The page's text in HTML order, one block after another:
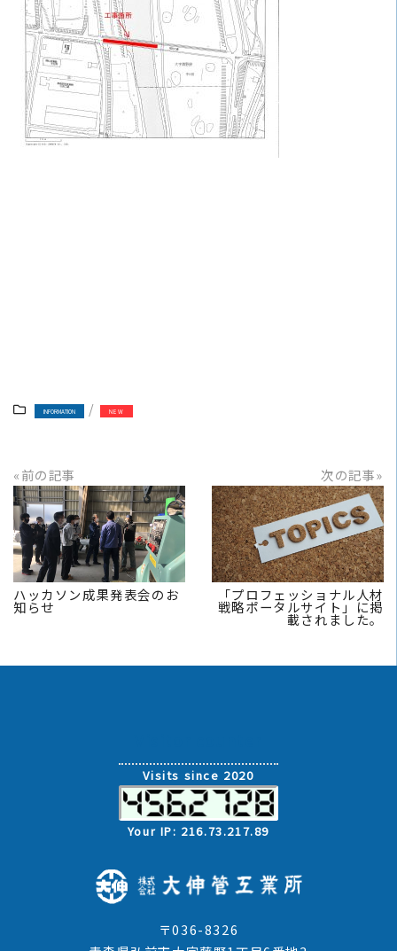
INFORMATION / NEW
«前の記事
READ MORE
ハッカソン成果発表会のお
知らせ
次の記事»
READ MORE
「プロフェッショナル人材
戦略ポータルサイト」に掲
載されました。
Visits since 2020
Your IP: 216.73.217.89
〒036-8326